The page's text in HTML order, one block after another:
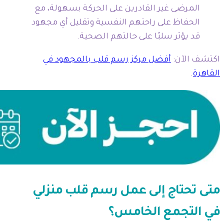
المرضى غير القادرين على الحركة بسهولة، مع
الحفاظ على راحتهم النفسية وتقليل أي مجهود
قد يؤثر سلبًا على حالتهم الصحية.
اكتشف الآن: أفضل مركز رسم قلب بالمجهود في
القاهرة.
متى تحتاج إلى عمل رسم قلب منزلي
في التجمع الخامس؟